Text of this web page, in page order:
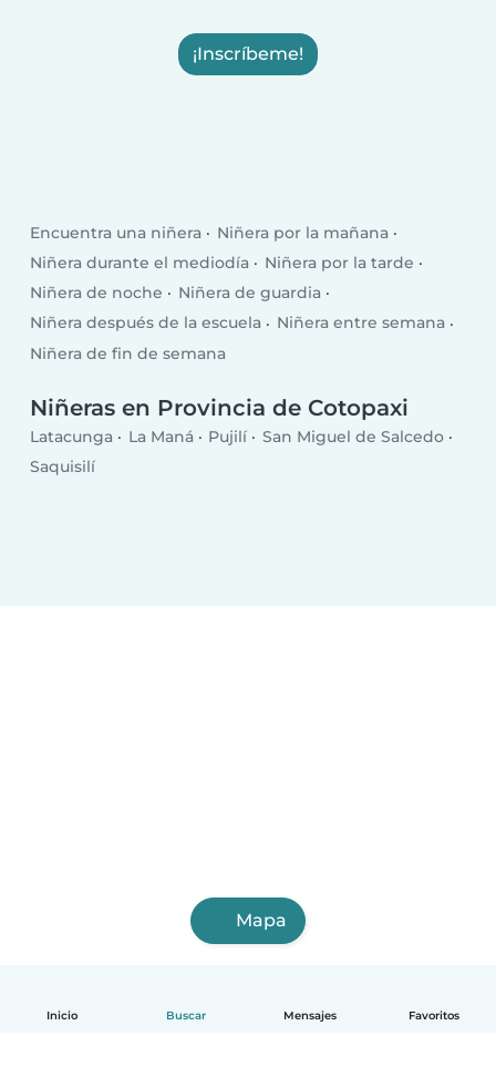
Inicio Buscar Mensajes Favoritos
¡Inscríbeme!
Encuentra una niñera
Niñera por la mañana
Niñera durante el mediodía
Niñera por la tarde
Niñera de noche
Niñera de guardia
Niñera después de la escuela
Niñera entre semana
Niñera de fin de semana
Niñeras en Provincia de Cotopaxi
Latacunga La Maná Pujilí
San Miguel de Salcedo
Saquisilí
Mapa